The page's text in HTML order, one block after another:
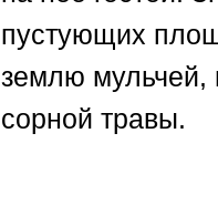
пустующих
землю мульчей,
сорной травы.